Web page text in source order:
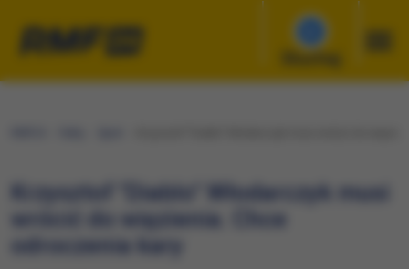
Słuchaj
Krzysztof "Diablo" Włodarczyk musi
wrócić do więzienia. Chce
odroczenia kary